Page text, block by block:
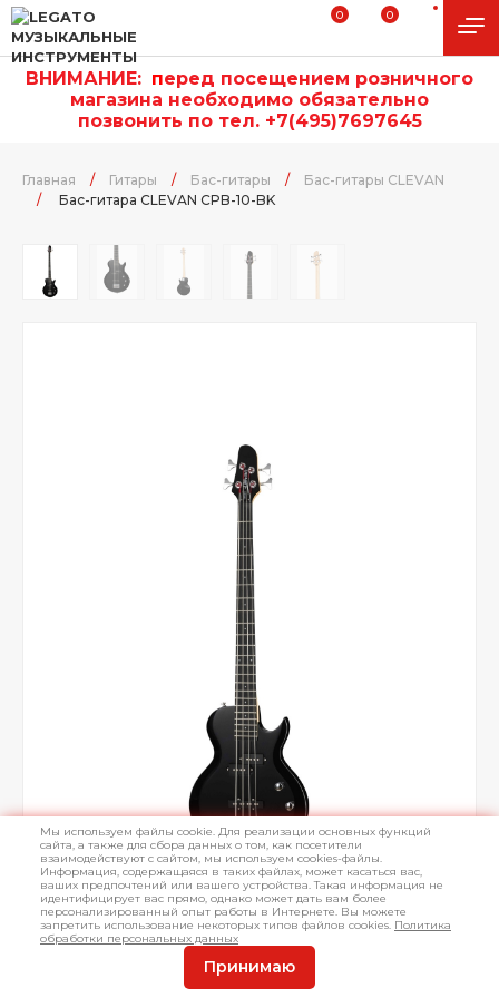
0 0
ВНИМАНИЕ: перед посещением розничного
магазина необходимо обязательно
позвонить по тел. +7(495)7697645
Главная / Гитары / Бас-гитары /
Бас-гитары CLEVAN
/
Бас-гитара CLEVAN CPB-10-BK
Мы используем файлы cookie. Для реализации основных функций
сайта, а также для сбора данных о том, как посетители
взаимодействуют с сайтом, мы используем cookies-файлы.
Информация, содержащаяся в таких файлах, может касаться вас,
ваших предпочтений или вашего устройства. Такая информация не
идентифицирует вас прямо, однако может дать вам более
персонализированный опыт работы в Интернете. Вы можете
запретить использование некоторых типов файлов cookies. Политика
обработки персональных данных
Принимаю